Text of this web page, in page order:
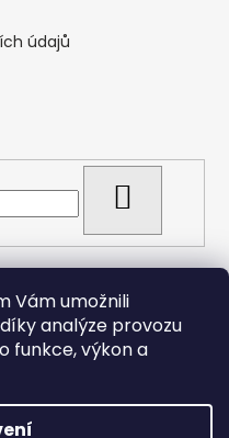
Vám umožnili
analýze provozu
funkce, výkon a
údajů